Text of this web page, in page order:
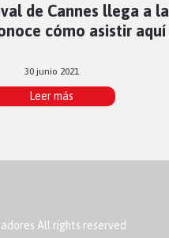
de Cannes llega a la
cómo asistir aquí
30 junio 2021
Leer más
All rights reserved